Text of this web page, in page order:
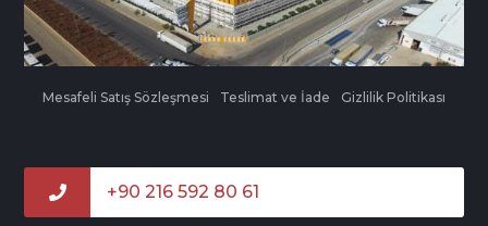
Mesafeli Satış Sözleşmesi Teslimat ve İade Gizlilik Politikası
+90 216 592 80 61